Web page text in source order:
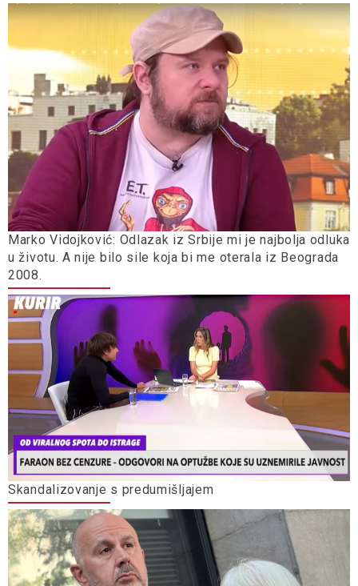
Marko Vidojković: Odlazak iz Srbije mi je najbolja odluka
u životu. A nije bilo sile koja bi me oterala iz Beograda
2008.
Skandalizovanje s predumišljajem